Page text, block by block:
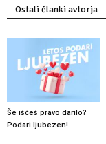
Ostali članki avtorja
Še iščeš pravo darilo?
Podari ljubezen!